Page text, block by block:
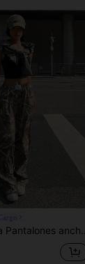
de pierna estampados tejidos para mujeres